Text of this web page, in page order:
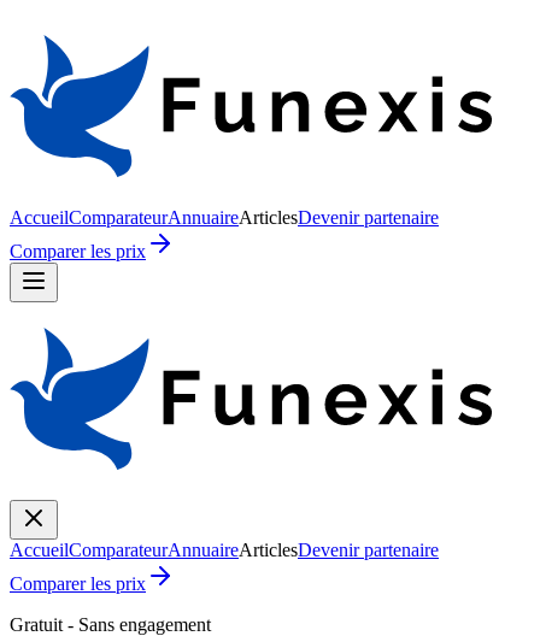
AccueilComparateurAnnuaireArticlesDevenir partenaire
Comparer les prix
AccueilComparateurAnnuaireArticlesDevenir partenaire
Comparer les prix
Gratuit - Sans engagement